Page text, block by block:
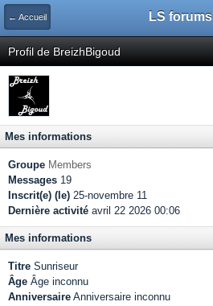
← Accueil LS forums
Profil de BreizhBigoud
Mes informations
Groupe Members
Messages 19
Inscrit(e) (le) 25-novembre 11
Dernière activité avril 22 2026 00:06
Mes informations
Titre Sunriseur
Âge Âge inconnu
Anniversaire Anniversaire inconnu